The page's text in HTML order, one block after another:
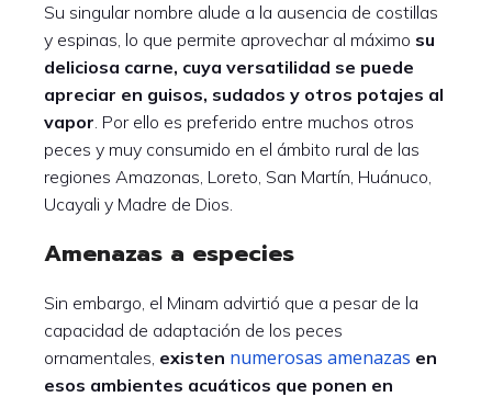
Su singular nombre alude a la ausencia de costillas
y espinas, lo que permite aprovechar al máximo su
deliciosa carne, cuya versatilidad se puede
apreciar en guisos, sudados y otros potajes al
vapor. Por ello es preferido entre muchos otros
peces y muy consumido en el ámbito rural de las
regiones Amazonas, Loreto, San Martín, Huánuco,
Ucayali y Madre de Dios.
Amenazas a especies
Sin embargo, el Minam advirtió que a pesar de la
capacidad de adaptación de los peces
ornamentales, existen numerosas amenazas en
esos ambientes acuáticos que ponen en